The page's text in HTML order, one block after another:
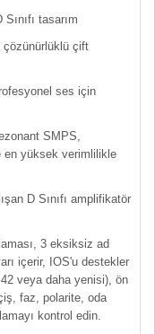
tasarım
çözünürlüklü çift
ses için
SMPS,
en yüksek verimlilikle
D Sınıfı amplifikatör
3 eksiksiz ad
içerir, IOS'u destekler
veya daha yenisi), ön
faz, polarite, oda
kontrol edin.